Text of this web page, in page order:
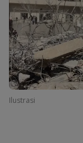
Ilustrasi